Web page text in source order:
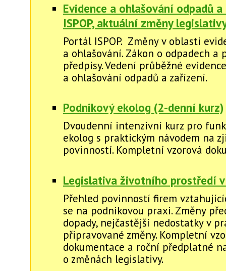
Evidence a ohlašování odpadů
ISPOP, aktuální změny
Portál ISPOP. Změny v oblasti
a ohlašování. Zákon o odpadech a
předpisy. Vedení průběžné evidence
a ohlašování odpadů a zařízení.
Podnikový ekolog (2-denní kurz)
Dvoudenní intenzivní kurz pro
ekolog s praktickým návodem na
povinností. Kompletní vzorová
Legislativa životního prostředí
Přehled povinností firem
se na podnikovou praxi. Změny
dopady, nejčastější nedostatky v
připravované změny. Kompletní
dokumentace a roční předplatné
o změnách legislativy.